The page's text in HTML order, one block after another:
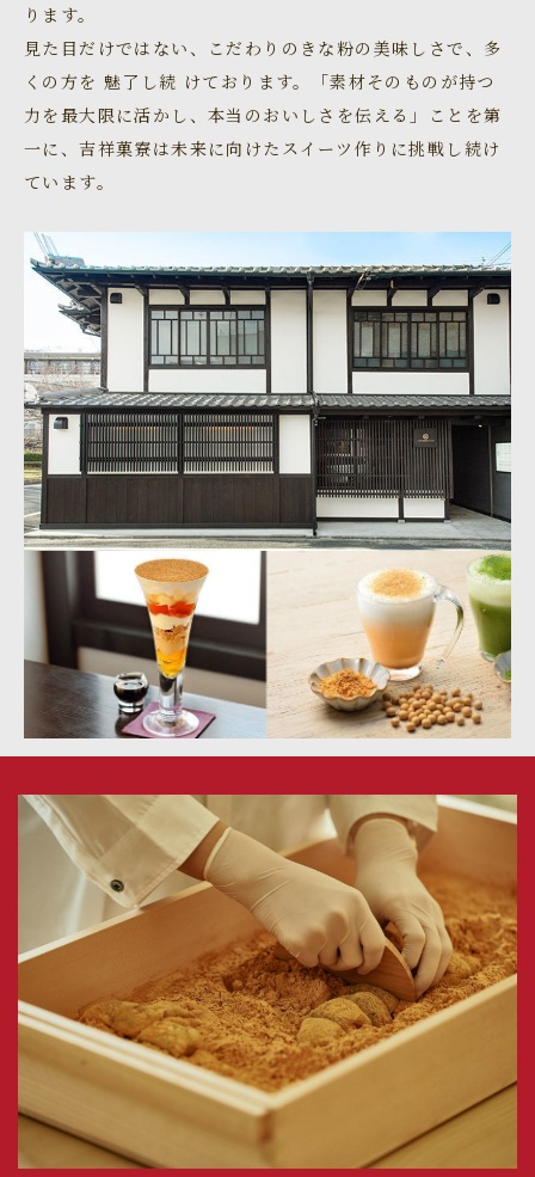
ります。
見た目だけではない、こだわりのきな粉の美味しさで、多
くの方を 魅了し続 けております。「素材そのものが持つ
力を最大限に活かし、本当のおいしさを伝える」ことを第
一に、吉祥菓寮は未来に向けたスイーツ作りに挑戦し続け
ています。